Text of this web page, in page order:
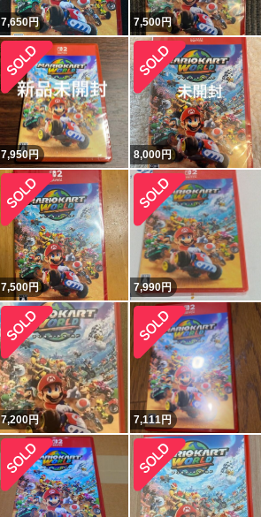
7,650円 7,500円
7,950円 8,000円
7,500円 7,990円
7,200円 7,111円